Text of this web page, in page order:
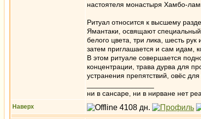
настоятеля монастыря Хамбо-
Ритуал относится к высшему
Ямантаки, освящают специальный
белого цвета, три лика, шесть
затем приглашается и сам идам,
В этом ритуале совершается
концентрации, трава дурва для
устранения препятствий, овёс
ни в сансаре, ни в нирване нет
Наверх